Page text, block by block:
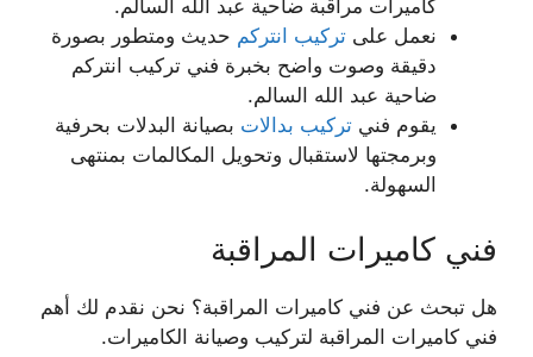
كاميرات مراقبة ضاحية عبد الله السالم.
نعمل على تركيب انتركم حديث ومتطور بصورة
دقيقة وصوت واضح بخبرة فني تركيب انتركم
ضاحية عبد الله السالم.
يقوم فني تركيب بدالات بصيانة البدلات بحرفية
وبرمجتها لاستقبال وتحويل المكالمات بمنتهى
السهولة.
فني كاميرات المراقبة
هل تبحث عن فني كاميرات المراقبة؟ نحن نقدم لك أهم
فني كاميرات المراقبة لتركيب وصيانة الكاميرات.